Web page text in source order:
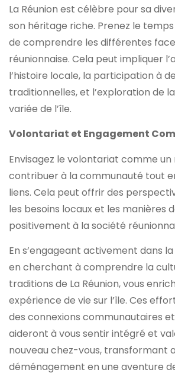
La Réunion est célèbre pour sa
son héritage riche. Prenez le
de comprendre les différentes
réunionnaise. Cela peut impliquer
l’histoire locale, la participation à
traditionnelles, et l’exploration de
variée de l’île.
Volontariat et Engagement
Envisagez le volontariat comme un
contribuer à la communauté tout
liens. Cela peut offrir des
les besoins locaux et les manières
positivement à la société
En s’engageant activement dans
en cherchant à comprendre la
traditions de La Réunion, vous
expérience de vie sur l’île. Ces
des connexions communautaires
aideront à vous sentir intégré et
nouveau chez-vous, transformant
déménagement en une aventure